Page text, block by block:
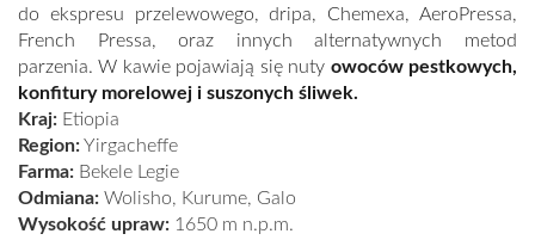
do ekspresu przelewowego, dripa, Chemexa, AeroPressa,
French Pressa, oraz innych alternatywnych metod
parzenia. W kawie pojawiają się nuty owoców pestkowych,
konfitury morelowej i suszonych śliwek.
Kraj: Etiopia
Region:Yirgacheffe
Farma: Bekele Legie
Odmiana: Wolisho, Kurume, Galo
Wysokość upraw: 1650 m n.p.m.